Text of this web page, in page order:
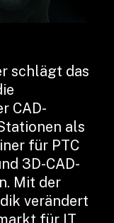
schlägt das
CAD-
als
für PTC
3D-CAD-
Mit der
verändert
für IT